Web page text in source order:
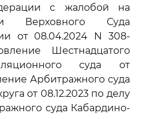
с жалобой на
Верховного Суда
от 08.04.2024 N 308-
Шестнадцатого
суда от
Арбитражного суда
от 08.12.2023 по делу
суда Кабардино-